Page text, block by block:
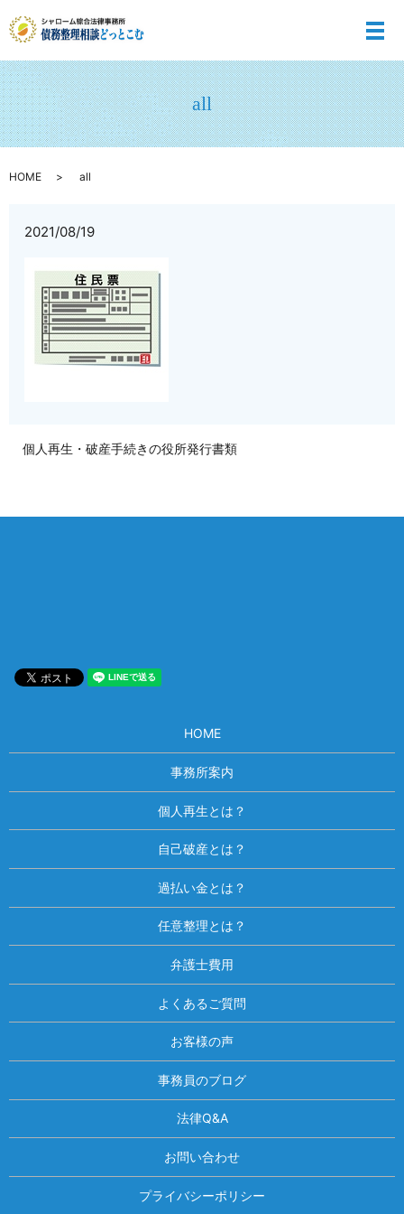
メ
all
HOME all
2021/08/19
個人再生・破産手続きの役所発行書類
HOME
事務所案内
個人再生とは？
自己破産とは？
過払い金とは？
任意整理とは？
弁護士費用
よくあるご質問
お客様の声
事務員のブログ
法律Q&A
お問い合わせ
プライバシーポリシー